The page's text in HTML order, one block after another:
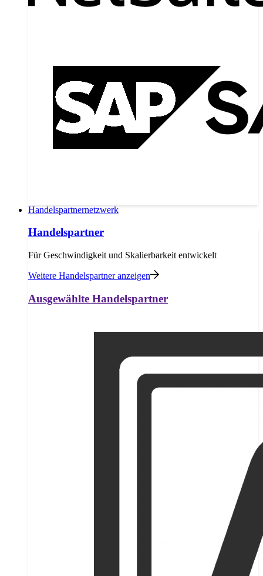
Handelspartnernetzwerk
Handelspartner
Für Geschwindigkeit und Skalierbarkeit entwickelt
Weitere Handelspartner anzeigen
Ausgewählte Handelspartner